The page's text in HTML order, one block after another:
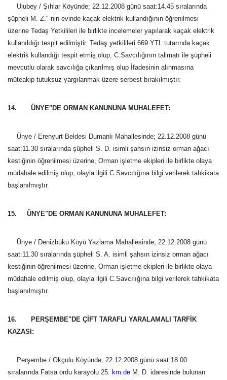
Ulubey / Şıhlar Köyünde; 22.12.2008 günü saat:14.45 sıralarında
şüpheli M. Z." nin evinde kaçak elektrik kullandığının öğrenilmesi
üzerine Tedaş Yetkilileri ile birlikte incelemeler yapılarak kaçak elektrik
kullanıldığı tespit edilmiştir. Tedaş yetkilileri 669 YTL tutarında kaçak
elektrik kullandığı tespit etmiş olup, C.Savcılığının talimatı ile şüpheli
mevcutlu olarak savcılığa çıkarılmış olup İfadesinin alınmasına
müteakip tutuksuz yargılanmak üzere serbest bırakılmıştır.
14. ÜNYE"DE ORMAN KANUNUNA MUHALEFET:
Ünye / Erenyurt Beldesi Dumanlı Mahallesinde; 22.12.2008 günü
saat:11.30 sıralarında şüpheli S. D. isimli şahsın izinsiz orman ağacı
kestiğinin öğrenilmesi üzerine, Orman işletme ekipleri ile birlikte olaya
müdahale edilmiş olup, olayla ilgili C.Savcılığına bilgi verilerek tahkikata
başlanılmıştır.
15. ÜNYE"DE ORMAN KANUNUNA MUHALEFET:
Ünye / Denizbükü Köyü Yazlama Mahallesinde; 22.12.2008 günü
saat:11.30 sıralarında şüpheli S. A. isimli şahsın izinsiz orman ağacı
kestiğinin öğrenilmesi üzerine, Orman işletme ekipleri ile birlikte olaya
müdahale edilmiş olup, olayla ilgili C.Savcılığına bilgi verilerek tahkikata
başlanılmıştır.
16. PERŞEMBE"DE ÇİFT TARAFLI YARALAMALI TARFİK
KAZASI:
Perşembe / Okçulu Köyünde; 22.12.2008 günü saat:18.00
sıralarında Fatsa ordu karayolu 25. km.de M. D. idaresinde bulunan